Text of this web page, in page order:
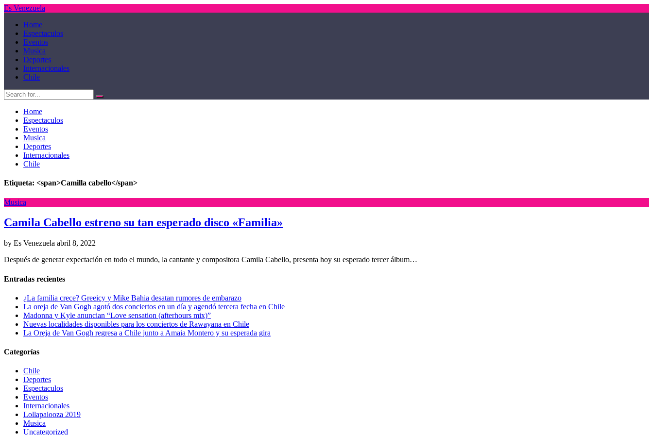
Es Venezuela
Home
Espectaculos
Eventos
Musica
Deportes
Internacionales
Chile
Home
Espectaculos
Eventos
Musica
Deportes
Internacionales
Chile
Etiqueta: <span>Camilla cabello</span>
Musica
Camila Cabello estreno su tan esperado disco «Familia»
by Es Venezuela abril 8, 2022
Después de generar expectación en todo el mundo, la cantante y compositora Camila Cabello, presenta hoy su esperado tercer álbum…
Entradas recientes
¿La familia crece? Greeicy y Mike Bahia desatan rumores de embarazo
La oreja de Van Gogh agotó dos conciertos en un día y agendó tercera fecha en Chile
Madonna y Kyle anuncian “Love sensation (afterhours mix)”
Nuevas localidades disponibles para los conciertos de Rawayana en Chile
La Oreja de Van Gogh regresa a Chile junto a Amaia Montero y su esperada gira
Categorías
Chile
Deportes
Espectaculos
Eventos
Internacionales
Lollapalooza 2019
Musica
Uncategorized